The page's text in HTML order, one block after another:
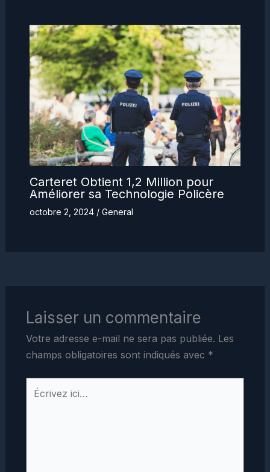
Carteret Obtient 1,2 Million pour
Améliorer sa Technologie Policère
octobre 2, 2024 / General
Laisser un commentaire
Votre adresse e-mail ne sera pas publiée. Les
champs obligatoires sont indiqués avec *
Écrivez